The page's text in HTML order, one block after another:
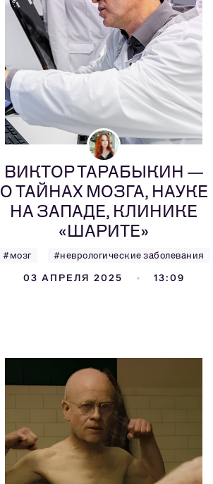
ВИКТОР ТАРАБЫКИН —
О ТАЙНАХ МОЗГА, НАУКЕ
НА ЗАПАДЕ, КЛИНИКЕ
«ШАРИТЕ»
#мозг #неврологические заболевания
03 АПРЕЛЯ 2025 13:09